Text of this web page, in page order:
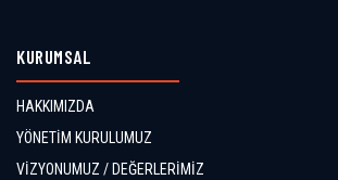
KURUMSAL
HAKKIMIZDA
YÖNETİM KURULUMUZ
VİZYONUMUZ / DEĞERLERİMİZ